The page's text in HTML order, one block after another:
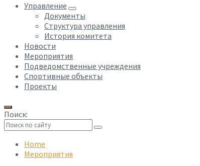
Управление
Документы
Структура управления
История комитета
Новости
Мероприятия
Подведомственные учреждения
Спортивные объекты
Проекты
Поиск:
search
Home
Мероприятия